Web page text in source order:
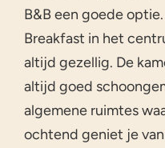
B&B een goede
Breakfast in het
altijd gezellig. De
altijd goed
algemene ruimtes
ochtend geniet je